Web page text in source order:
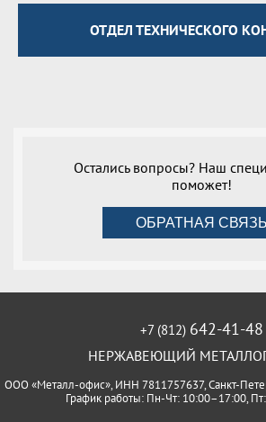
ОТДЕЛ ТЕХНИЧЕСКОГО
Остались вопросы? Наш
поможет!
ОБРАТНАЯ СВЯЗЬ
+7 (812) 642-41-48
НЕРЖАВЕЮЩИЙ
ООО «Металл-офис», ИНН 7811757637, Санкт-
График работы: Пн-Чт: 10:00–17:00,